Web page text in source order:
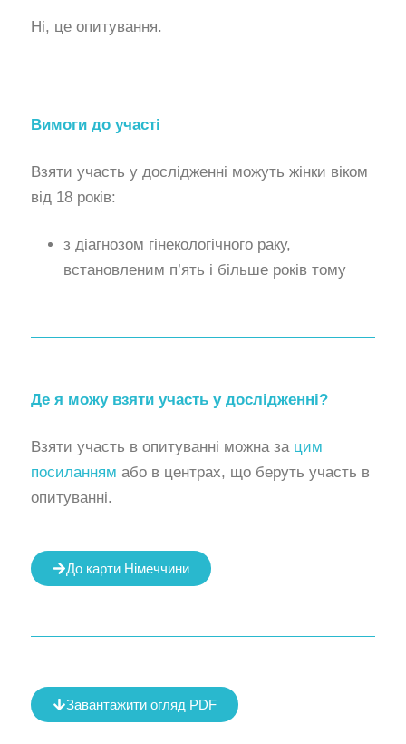
Ні, це опитування.
Вимоги до участі
Взяти участь у дослідженні можуть жінки віком
від 18 років:
з діагнозом гінекологічного раку,
встановленим п’ять і більше років тому
Де я можу взяти участь у дослідженні?
Взяти участь в опитуванні можна за цим
посиланням або в центрах, що беруть участь в
опитуванні.
До карти Німеччини
Завантажити огляд PDF